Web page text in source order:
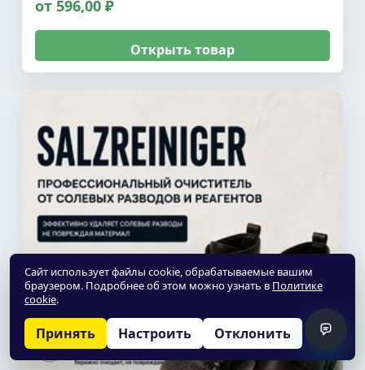
Сайт использует файлы cookie, обрабатываемые вашим
браузером. Подробнее об этом можно узнать в Политике
cookie.
Принять Настроить Отклонить
от 596,00 ₽
Открыть товар